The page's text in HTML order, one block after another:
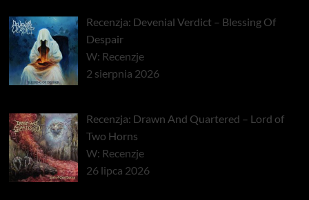
Recenzja: Devenial Verdict – Blessing Of
Despair
W: Recenzje
2 sierpnia 2026
Recenzja: Drawn And Quartered – Lord of
Two Horns
W: Recenzje
26 lipca 2026